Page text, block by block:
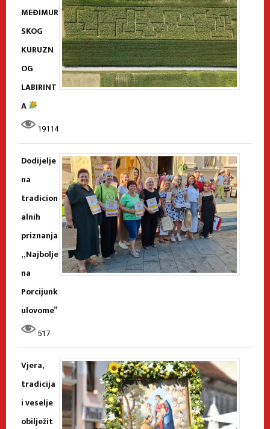
MEĐIMUR
SKOG
KURUZN
OG
LABIRINT
A
19114
Dodijelje
na
tradicion
alnih
priznanja
„Najbolje
na
Porcijunk
ulovome”
517
Vjera,
tradicija
i veselje
obilježit